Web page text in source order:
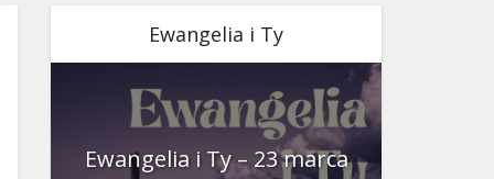
Ewangelia i Ty
Ewangelia i Ty – 23 marca